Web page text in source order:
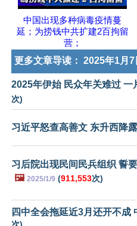
中国出现多种病毒疫情蔓
延；为捞钱中共扩建2百拘留
营；
更多文章导读： 2025年1月7
2025年伊始 民众年关难过 一
次)
习近平怒查高善文 东升西降
习后院出现民间民兵组织 誓
🖼️ 2025/1/9 (911,553次)
四中全会拖延近3月还开不成